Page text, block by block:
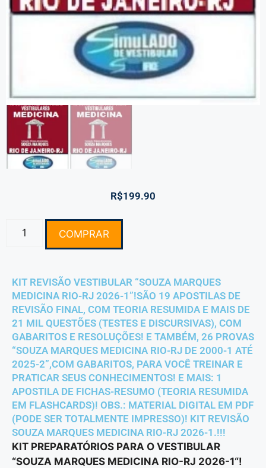
R$199.90
COMPRAR
KIT REVISÃO VESTIBULAR “SOUZA MARQUES
MEDICINA RIO-RJ 2026-1”!SÃO 19 APOSTILAS DE
REVISÃO FINAL, COM TEORIA RESUMIDA E MAIS DE
21 MIL QUESTÕES (TESTES E DISCURSIVAS), COM
GABARITOS E RESOLUÇÕES! E TAMBÉM, 26 PROVAS
“SOUZA MARQUES MEDICINA RIO-RJ DE 2000-1 ATÉ
2025-2”,COM GABARITOS, PARA VOCÊ TREINAR E
PRATICAR SEUS CONHECIMENTOS! E MAIS: 1
APOSTILA DE FICHAS-RESUMO (TEORIA RESUMIDA
EM FLASHCARDS)! OBS.: MATERIAL DIGITAL EM PDF
(PODE SER TOTALMENTE IMPRESSO)! KIT REVISÃO
SOUZA MARQUES MEDICINA RIO-RJ 2026-1.!!!
KIT PREPARATÓRIOS PARA O VESTIBULAR
“SOUZA MARQUES MEDICINA RIO-RJ 2026-1“!